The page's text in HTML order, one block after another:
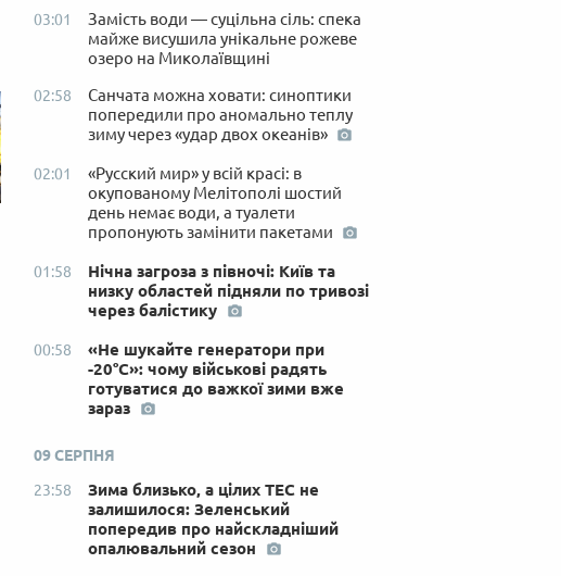
03:01
Замість води — суцільна сіль: спека
майже висушила унікальне рожеве
озеро на Миколаївщині
02:58
Санчата можна ховати: синоптики
попередили про аномально теплу
зиму через «удар двох океанів»
02:01
«Русский мир» у всій красі: в
окупованому Мелітополі шостий
день немає води, а туалети
пропонують замінити пакетами
01:58
Нічна загроза з півночі: Київ та
низку областей підняли по тривозі
через балістику
00:58
«Не шукайте генератори при
-20°C»: чому військові радять
готуватися до важкої зими вже
зараз
09 СЕРПНЯ
23:58
Зима близько, а цілих ТЕС не
залишилося: Зеленський
попередив про найскладніший
опалювальний сезон